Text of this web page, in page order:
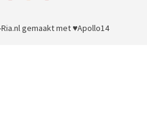
gemaakt met ♥Apollo14